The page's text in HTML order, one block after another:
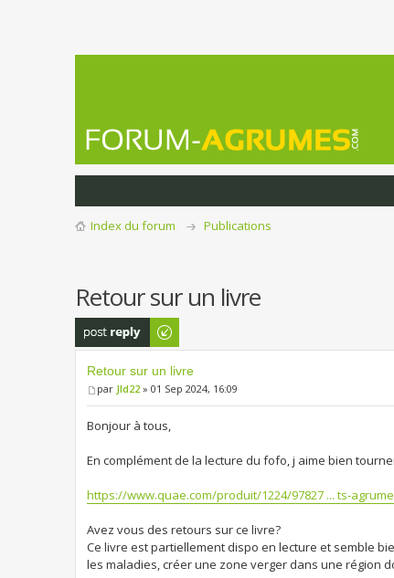
Index du forum Publications
Retour sur un livre
Publier une
réponse
Retour sur un livre
par Jld22 » 01 Sep 2024, 16:09
Bonjour à tous,
En complément de la lecture du fofo, j aime bien
https://www.quae.com/produit/1224/97827 ... ts-
Avez vous des retours sur ce livre?
Ce livre est partiellement dispo en lecture et semble
les maladies, créer une zone verger dans une région